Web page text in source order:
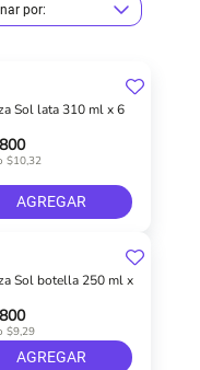
por:
Sol lata 310 ml x 6
$10,32
AGREGAR
Sol botella 250 ml x
$9,29
AGREGAR